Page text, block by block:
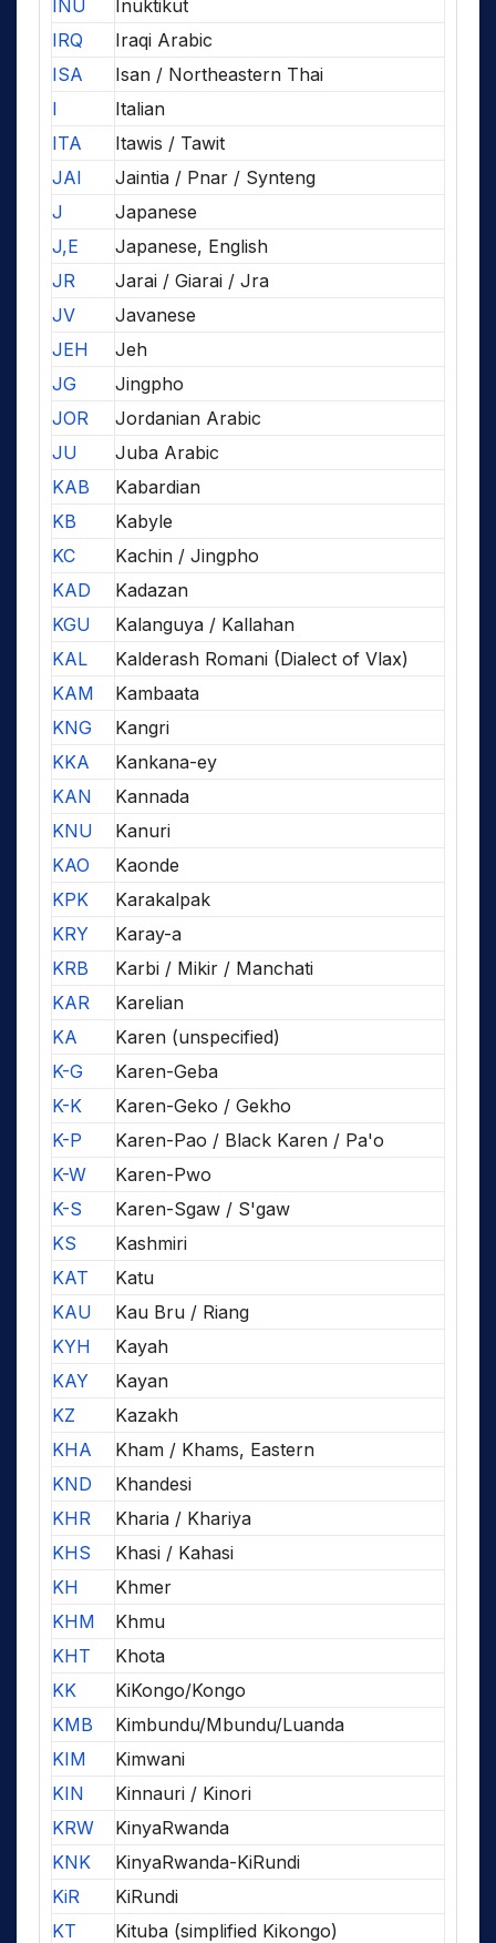
INU
Inuktikut
IRQ
Iraqi Arabic
ISA
Isan / Northeastern Thai
I
Italian
ITA
Itawis / Tawit
JAI
Jaintia / Pnar / Synteng
J
Japanese
J,E
Japanese, English
JR
Jarai / Giarai / Jra
JV
Javanese
JEH
Jeh
JG
Jingpho
JOR
Jordanian Arabic
JU
Juba Arabic
KAB
Kabardian
KB
Kabyle
KC
Kachin / Jingpho
KAD
Kadazan
KGU
Kalanguya / Kallahan
KAL
Kalderash Romani (Dialect of Vlax)
KAM
Kambaata
KNG
Kangri
KKA
Kankana-ey
KAN
Kannada
KNU
Kanuri
KAO
Kaonde
KPK
Karakalpak
KRY
Karay-a
KRB
Karbi / Mikir / Manchati
KAR
Karelian
KA
Karen (unspecified)
K-G
Karen-Geba
K-K
Karen-Geko / Gekho
K-P
Karen-Pao / Black Karen / Pa'o
K-W
Karen-Pwo
K-S
Karen-Sgaw / S'gaw
KS
Kashmiri
KAT
Katu
KAU
Kau Bru / Riang
KYH
Kayah
KAY
Kayan
KZ
Kazakh
KHA
Kham / Khams, Eastern
KND
Khandesi
KHR
Kharia / Khariya
KHS
Khasi / Kahasi
KH
Khmer
KHM
Khmu
KHT
Khota
KK
KiKongo/Kongo
KMB
Kimbundu/Mbundu/Luanda
KIM
Kimwani
KIN
Kinnauri / Kinori
KRW
KinyaRwanda
KNK
KinyaRwanda-KiRundi
KiR
KiRundi
KT
Kituba (simplified Kikongo)